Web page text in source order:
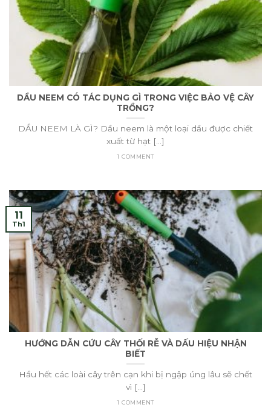
DẦU NEEM CÓ TÁC DỤNG GÌ TRONG VIỆC BẢO VỆ CÂY
TRỒNG?
DẦU NEEM LÀ GÌ? Dầu neem là một loại dầu được chiết
xuất từ hạt [...]
1 COMMENT
HƯỚNG DẪN CỨU CÂY THỐI RỄ VÀ DẤU HIỆU NHẬN
BIẾT
Hầu hết các loài cây trên cạn khi bị ngập úng lâu sẽ chết
vì [...]
1 COMMENT
11
Th1